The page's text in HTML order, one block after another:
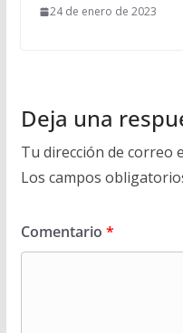
24 de enero de 2023
Deja una
Tu dirección de correo
Los campos
Comentario *